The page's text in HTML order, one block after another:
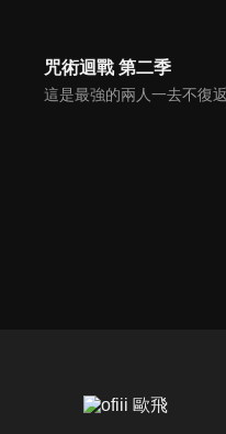
咒術迴戰 第二季